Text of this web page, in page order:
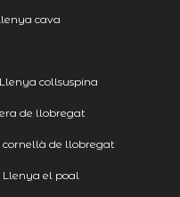
cava
Llenya collsuspina
de llobregat
cornellà de llobregat
Llenya el poal